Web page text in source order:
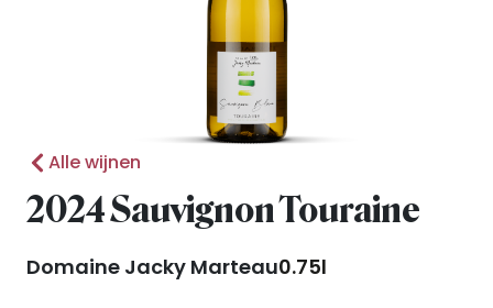
Alle wijnen
2024 Sauvignon Touraine
Domaine Jacky Marteau0.75l